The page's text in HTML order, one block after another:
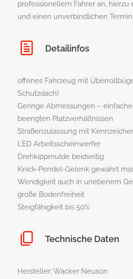
professionellem Fahrer an, hierzu
und einen unverbindlichen
Detailinfos
offenes Fahrzeug mit
Schutzdach)
Geringe Abmessungen –
beengten Platzverhältnissen
Straßenzulassung mit
LED Arbeitsscheinwerfer
Drehkippmulde beidseitig
Knick-Pendel-Gelenk gewährt
Wendigkeit auch in unebenem
große Bodenfreiheit
Steigfähigkeit bis 50%
Technische Daten
Hersteller: Wacker Neuson